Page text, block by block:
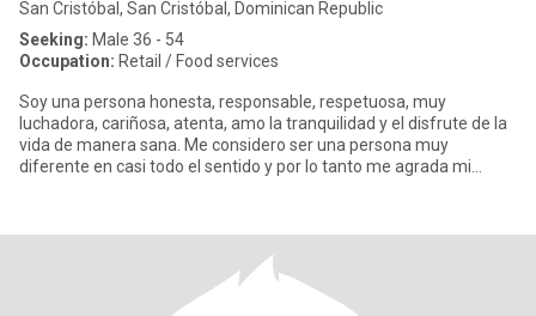
San Cristóbal, San Cristóbal, Dominican Republic
Seeking: Male 36 - 54
Occupation: Retail / Food services
Soy una persona honesta, responsable, respetuosa, muy
luchadora, cariñosa, atenta, amo la tranquilidad y el disfrute de la
vida de manera sana. Me considero ser una persona muy
diferente en casi todo el sentido y por lo tanto me agrada mi